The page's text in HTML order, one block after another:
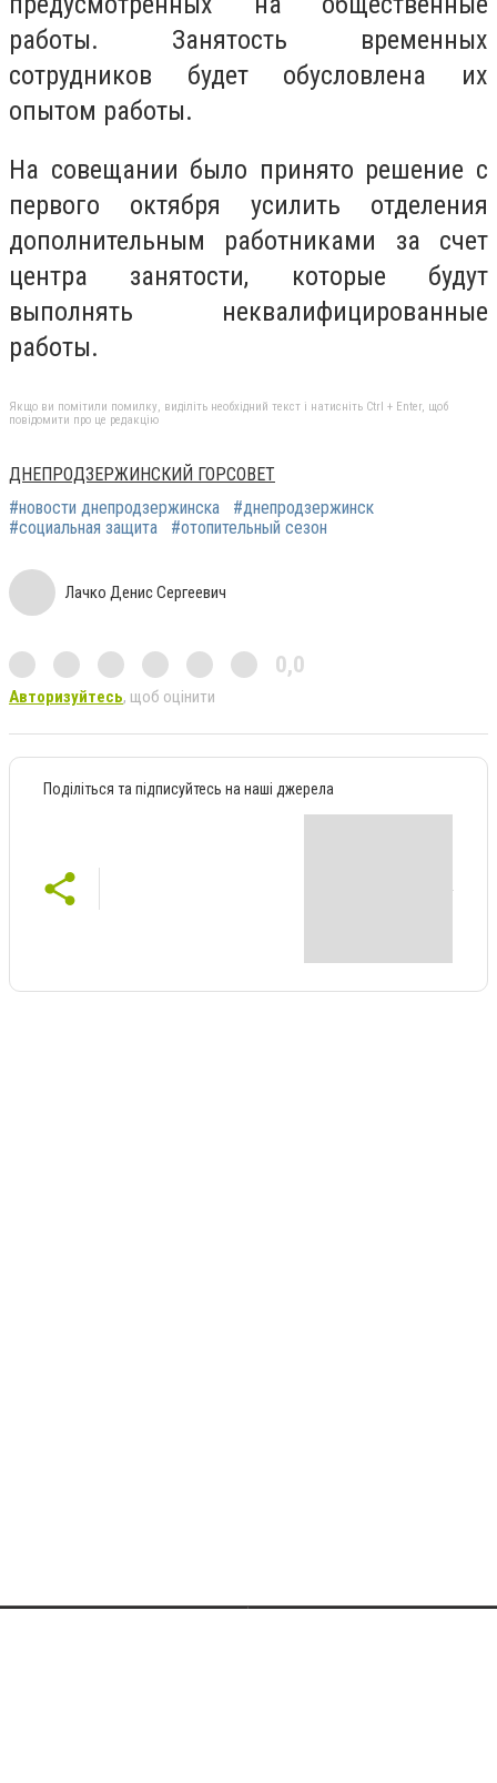
работы. Занятость временных
сотрудников будет обусловлена их
опытом работы.
На совещании было принято решение с
первого октября усилить отделения
дополнительным работниками за счет
центра занятости, которые будут
выполнять неквалифицированные
работы.
Якщо ви помітили помилку, виділіть необхідний текст і натисніть Ctrl + Enter, щоб
повідомити про це редакцію
ДНЕПРОДЗЕРЖИНСКИЙ ГОРСОВЕТ
#новости днепродзержинска
#днепродзержинск
#социальная защита
#отопительный сезон
Лачко Денис Сергеевич
0,0
Авторизуйтесь, щоб оцінити
Поділіться та підписуйтесь на наші джерела